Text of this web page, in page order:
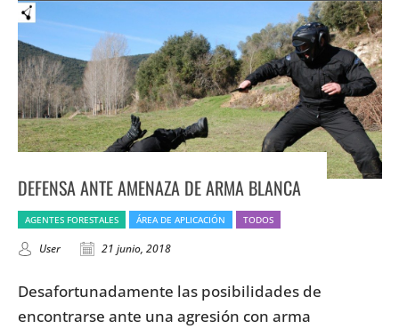
DEFENSA ANTE AMENAZA DE ARMA BLANCA
AGENTES FORESTALES ÁREA DE APLICACIÓN TODOS
User 21 junio, 2018
Desafortunadamente las posibilidades de
encontrarse ante una agresión con arma